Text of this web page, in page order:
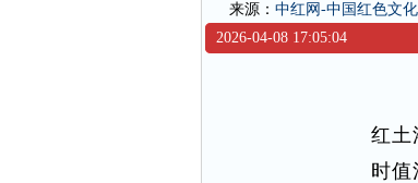
来源： 中红网-中国红色文
2026-04-08 17:05:04
红土
时值